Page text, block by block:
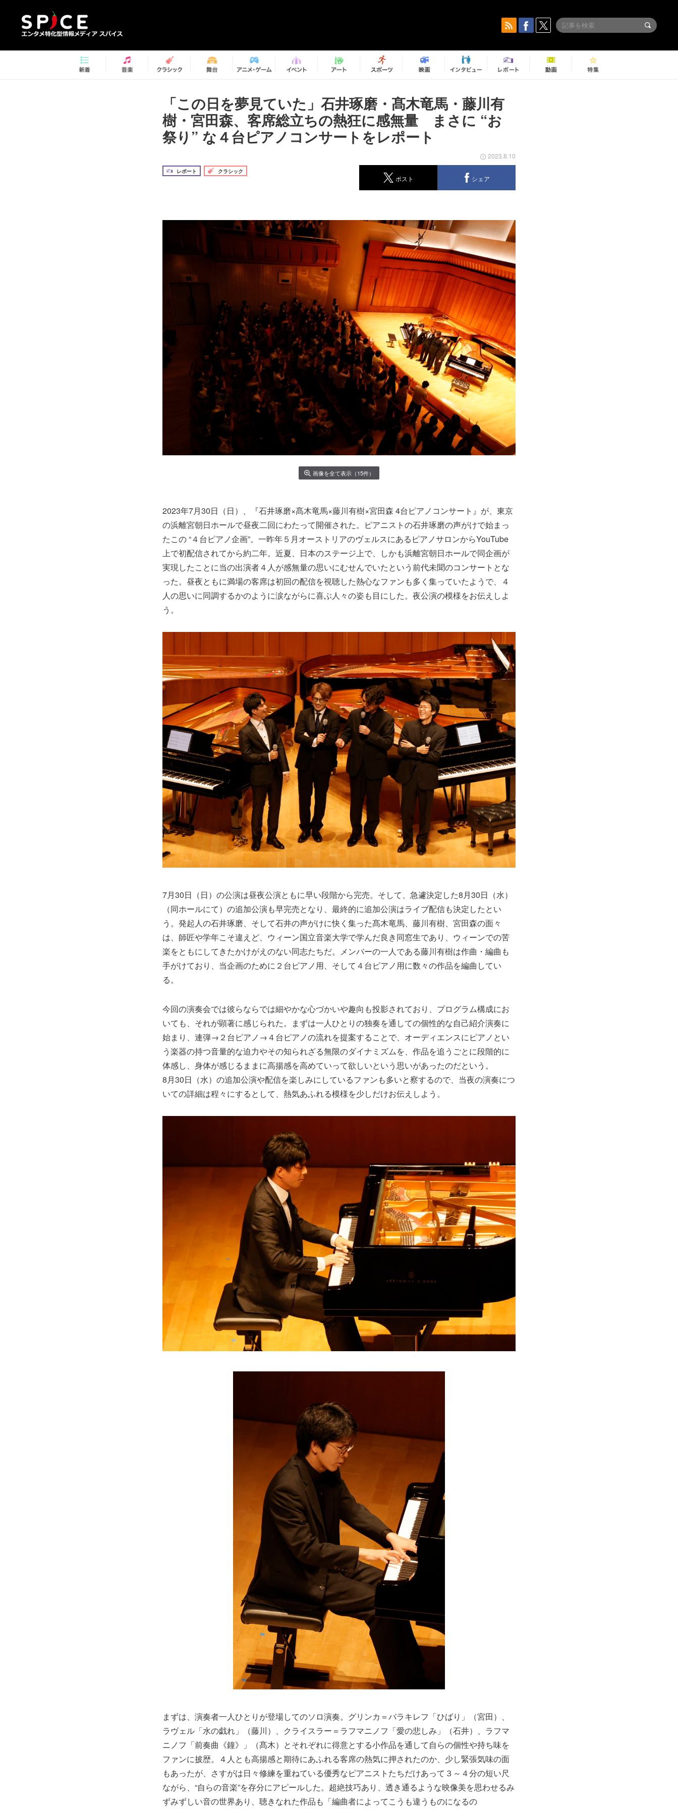
「この日を夢見ていた」石井琢磨・髙木竜馬・藤川有
樹・宮田森、客席総立ちの熱狂に感無量 まさに “お
祭り” な４台ピアノコンサートをレポート
レポート クラシック
2023.8.10
ポスト シェア
画像を全て表示（15件）
2023年7月30日（日）、『石井琢磨×髙木竜馬×藤川有樹×宮田森 4台ピアノコンサート』が、東京
の浜離宮朝日ホールで昼夜二回にわたって開催された。ピアニストの石井琢磨の声がけで始まっ
たこの “４台ピアノ企画”。一昨年５月オーストリアのヴェルスにあるピアノサロンからYouTube
上で初配信されてから約二年。近夏、日本のステージ上で、しかも浜離宮朝日ホールで同企画が
実現したことに当の出演者４人が感無量の思いにむせんでいたという前代未聞のコンサートとな
った。昼夜ともに満場の客席は初回の配信を視聴した熱心なファンも多く集っていたようで、４
人の思いに同調するかのように涙ながらに喜ぶ人々の姿も目にした。夜公演の模様をお伝えしよ
う。
7月30日（日）の公演は昼夜公演ともに早い段階から完売。そして、急遽決定した8月30日（水）
（同ホールにて）の追加公演も早完売となり、最終的に追加公演はライブ配信も決定したとい
う。発起人の石井琢磨、そして石井の声がけに快く集った髙木竜馬、藤川有樹、宮田森の面々
は、師匠や学年こそ違えど、ウィーン国立音楽大学で学んだ良き同窓生であり、ウィーンでの苦
楽をともにしてきたかけがえのない同志たちだ。メンバーの一人である藤川有樹は作曲・編曲も
手がけており、当企画のために２台ピアノ用、そして４台ピアノ用に数々の作品を編曲してい
る。
今回の演奏会では彼らならでは細やかな心づかいや趣向も投影されており、プログラム構成にお
いても、それが顕著に感じられた。まずは一人ひとりの独奏を通しての個性的な自己紹介演奏に
始まり、連弾→２台ピアノ→４台ピアノの流れを提案することで、オーディエンスにピアノとい
う楽器の持つ音量的な迫力やその知られざる無限のダイナミズムを、作品を追うごとに段階的に
体感し、身体が感じるままに高揚感を高めていって欲しいという思いがあったのだという。
8月30日（水）の追加公演や配信を楽しみにしているファンも多いと察するので、当夜の演奏につ
いての詳細は程々にするとして、熱気あふれる模様を少しだけお伝えしよう。
まずは、演奏者一人ひとりが登場してのソロ演奏。グリンカ＝バラキレフ「ひばり」（宮田）、
ラヴェル「水の戯れ」（藤川）、クライスラー＝ラフマニノフ「愛の悲しみ」（石井）、ラフマ
ニノフ「前奏曲《鐘》」（髙木）とそれぞれに得意とする小作品を通して自らの個性や持ち味を
ファンに披歴。４人とも高揚感と期待にあふれる客席の熱気に押されたのか、少し緊張気味の面
もあったが、さすがは日々修練を重ねている優秀なピアニストたちだけあって３～４分の短い尺
ながら、“自らの音楽”を存分にアピールした。超絶技巧あり、透き通るような映像美を思わせるみ
ずみずしい音の世界あり、聴きなれた作品も「編曲者によってこうも違うものになるの